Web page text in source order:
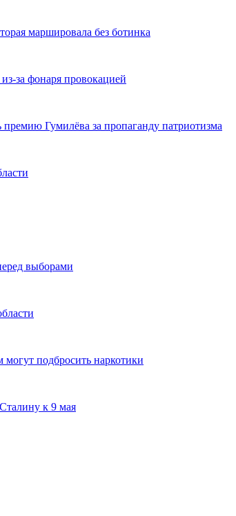
маршировала без ботинка
за фонаря провокацией
Гумилёва за пропаганду патриотизма
выборами
подбросить наркотики
к 9 мая